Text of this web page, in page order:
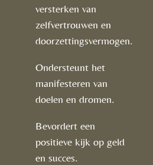
versterken van
zelfvertrouwen en
doorzettingsvermogen.
Ondersteunt het
manifesteren van
doelen en dromen.
Bevordert een
positieve kijk op geld
en succes.